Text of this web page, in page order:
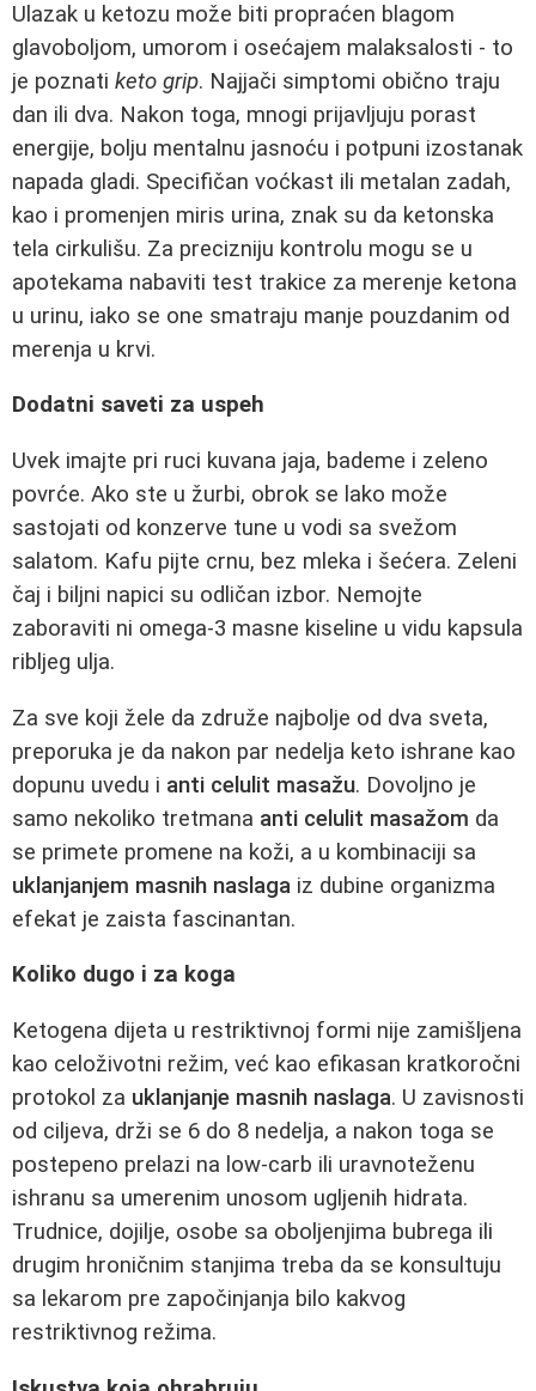
Ulazak u ketozu može biti propraćen blagom
glavoboljom, umorom i osećajem malaksalosti - to
je poznati keto grip. Najjači simptomi obično traju
dan ili dva. Nakon toga, mnogi prijavljuju porast
energije, bolju mentalnu jasnoću i potpuni izostanak
napada gladi. Specifičan voćkast ili metalan zadah,
kao i promenjen miris urina, znak su da ketonska
tela cirkulišu. Za precizniju kontrolu mogu se u
apotekama nabaviti test trakice za merenje ketona
u urinu, iako se one smatraju manje pouzdanim od
merenja u krvi.
Dodatni saveti za uspeh
Uvek imajte pri ruci kuvana jaja, bademe i zeleno
povrće. Ako ste u žurbi, obrok se lako može
sastojati od konzerve tune u vodi sa svežom
salatom. Kafu pijte crnu, bez mleka i šećera. Zeleni
čaj i biljni napici su odličan izbor. Nemojte
zaboraviti ni omega-3 masne kiseline u vidu kapsula
ribljeg ulja.
Za sve koji žele da združe najbolje od dva sveta,
preporuka je da nakon par nedelja keto ishrane kao
dopunu uvedu i anti celulit masažu. Dovoljno je
samo nekoliko tretmana anti celulit masažom da
se primete promene na koži, a u kombinaciji sa
uklanjanjem masnih naslaga iz dubine organizma
efekat je zaista fascinantan.
Koliko dugo i za koga
Ketogena dijeta u restriktivnoj formi nije zamišljena
kao celoživotni režim, već kao efikasan kratkoročni
protokol za uklanjanje masnih naslaga. U zavisnosti
od ciljeva, drži se 6 do 8 nedelja, a nakon toga se
postepeno prelazi na low-carb ili uravnoteženu
ishranu sa umerenim unosom ugljenih hidrata.
Trudnice, dojilje, osobe sa oboljenjima bubrega ili
drugim hroničnim stanjima treba da se konsultuju
sa lekarom pre započinjanja bilo kakvog
restriktivnog režima.